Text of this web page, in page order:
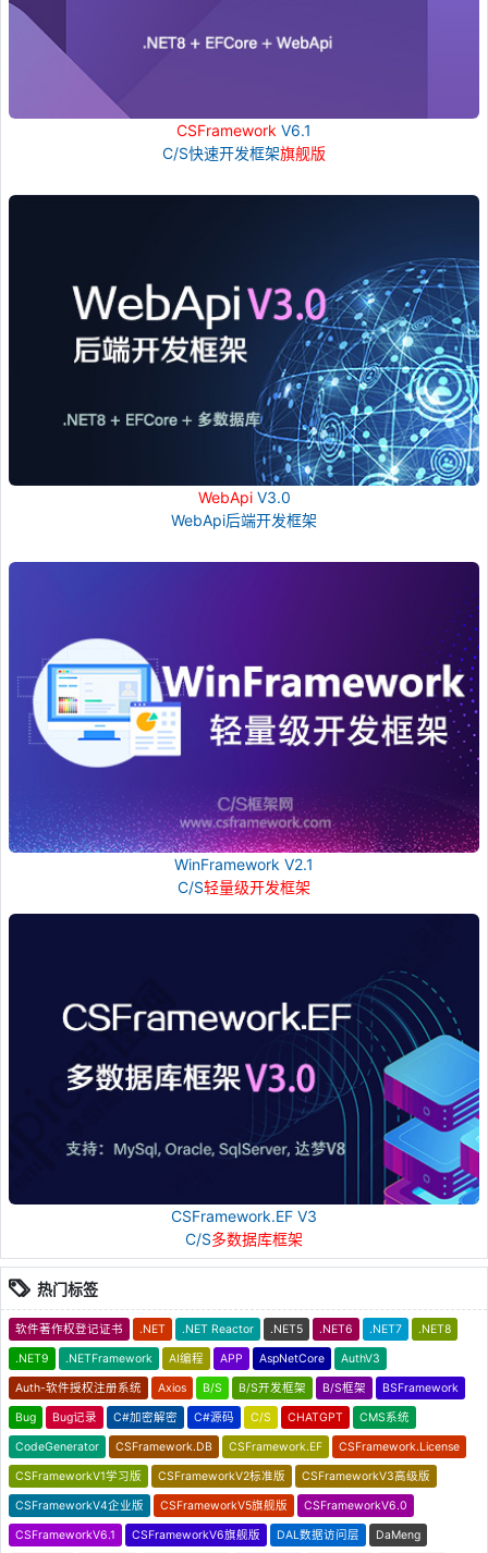
CSFramework V6.1
C/S快速开发框架旗舰版
WebApiV3.0
WebApi后端开发框架
WinFramework V2.1
C/S轻量级开发框架
CSFramework.EF V3
C/S多数据库框架
热门标签
软件著作权登记证书 .NET .NET Reactor .NET5 .NET6 .NET7 .NET8
.NET9 .NETFramework AI编程 APP AspNetCore AuthV3
Auth-软件授权注册系统 Axios B/S B/S开发框架 B/S框架 BSFramework
Bug Bug记录 C#加密解密 C#源码 C/S CHATGPT CMS系统
CodeGenerator CSFramework.DB CSFramework.EF CSFramework.License
CSFrameworkV1学习版 CSFrameworkV2标准版 CSFrameworkV3高级版
CSFrameworkV4企业版 CSFrameworkV5旗舰版 CSFrameworkV6.0
CSFrameworkV6.1 CSFrameworkV6旗舰版 DAL数据访问层 DaMeng